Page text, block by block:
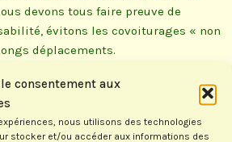
consentement aux
nous utilisons des technologies
stocker et/ou accéder aux informations des
devons tous faire preuve de
évitons les covoiturages « non
déplacements.
masque (ou vos masques) et